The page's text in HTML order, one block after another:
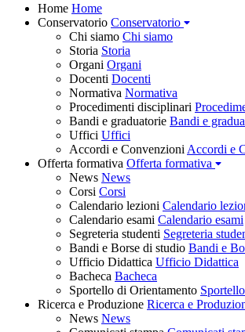
Home Home
Conservatorio Conservatorio
Chi siamo Chi siamo
Storia Storia
Organi Organi
Docenti Docenti
Normativa Normativa
Procedimenti disciplinari
Bandi e graduatorie Bandi e
Uffici Uffici
Accordi e Convenzioni Accordi e
Offerta formativa Offerta formativa
News News
Corsi Corsi
Calendario lezioni Calendario
Calendario esami Calendario esami
Segreteria studenti Segreteria
Bandi e Borse di studio Bandi e
Ufficio Didattica Ufficio Didattica
Bacheca Bacheca
Sportello di Orientamento
Ricerca e Produzione Ricerca e
News News